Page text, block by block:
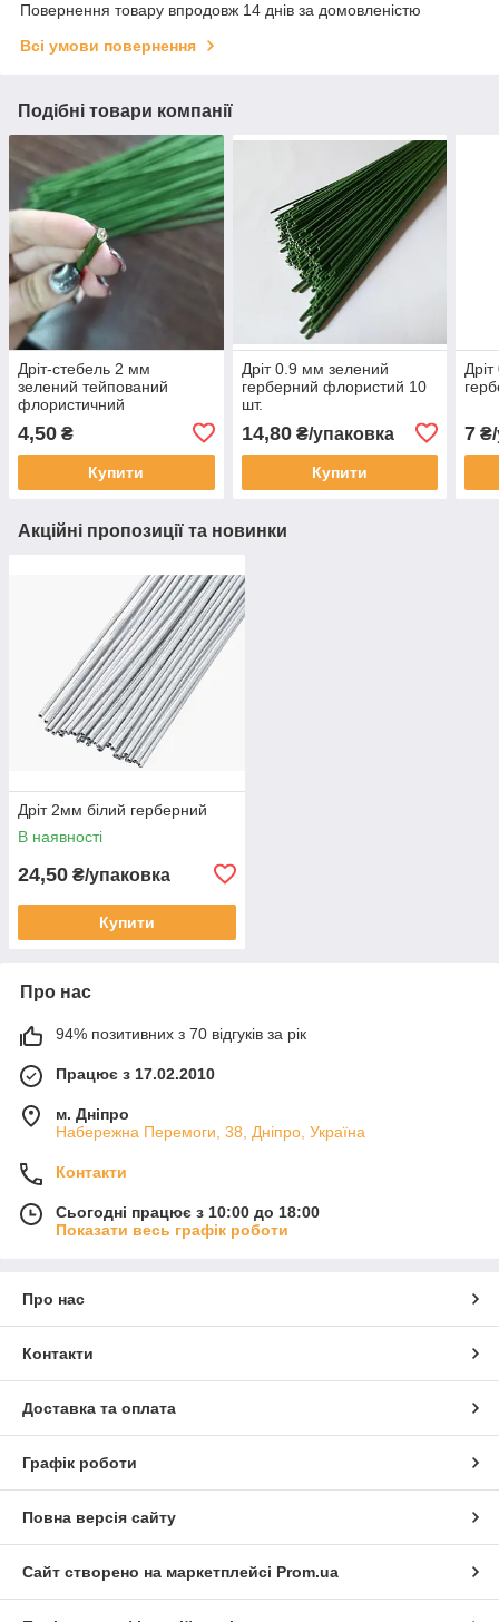
Повернення товару впродовж 14 днів за домовленістю
Всі умови повернення
Подібні товари компанії
Дріт-стебель 2 мм
зелений тейпований
флористичний
4,50 ₴
Купити
Дріт 0.9 мм зелений
герберний флористий 10
шт.
14,80₴/упаковка
Купити
7 ₴/
Акційні пропозиції та новинки
Дріт 2мм білий герберний
В наявності
24,50 ₴/упаковка
Купити
Про нас
94% позитивних з 70 відгуків за рік
Працює з 17.02.2010
м. Дніпро
Набережна Перемоги, 38, Дніпро, Україна
Контакти
Сьогодні працює з 10:00 до 18:00
Показати весь графік роботи
Про нас
Контакти
Доставка та оплата
Графік роботи
Повна версія сайту
Сайт створено на маркетплейсі Prom.ua